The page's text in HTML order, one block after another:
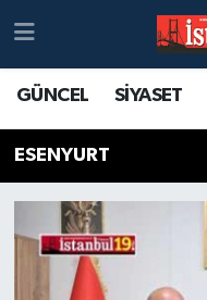
GÜNCEL SİYASET
ESENYURT